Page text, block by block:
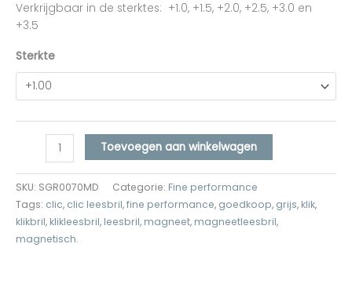
Verkrijgbaar in de sterktes: +1.0, +1.5, +2.0, +2.5, +3.0 en
+3.5
Sterkte
Toevoegen aan winkelwagen
SKU: SGR0070MD Categorie: Fine performance
Tags: clic, clic leesbril,fine performance, goedkoop, grijs, klik,
klikbril, klikleesbril, leesbril, magneet, magneetleesbril,
magnetisch.